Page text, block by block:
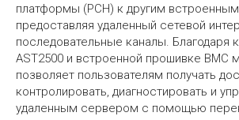
платформы (PCH) к другим
предоставляя удаленный сетевой
последовательные каналы. Благодаря
AST2500 и встроенной прошивке BMC
позволяет пользователям получать
контролировать, диагностировать и
удаленным сервером с помощью